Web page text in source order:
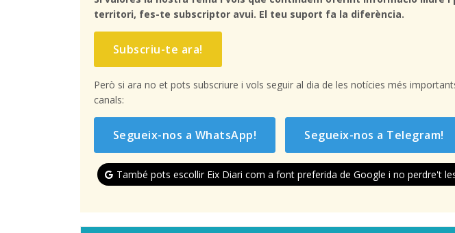
territori, fes-te subscriptor avui. El teu suport fa la diferència.
Subscriu-te ara!
Però si ara no et pots subscriure i vols seguir al dia de les notícies més
canals:
Segueix-nos a WhatsApp! Segueix-nos a Telegram!
També pots escollir Eix Diari com a font preferida de Google i no perdre't